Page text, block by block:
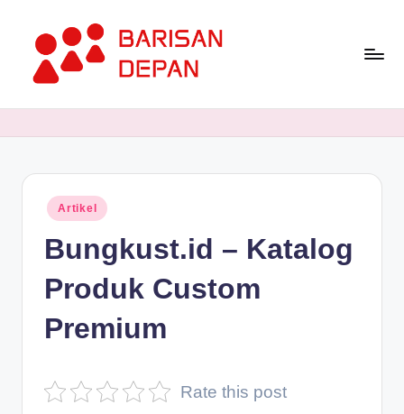
content
Terupdate
Posted
in
Artikel
Bungkust.id – Katalog
Produk Custom
Premium
Rate this post